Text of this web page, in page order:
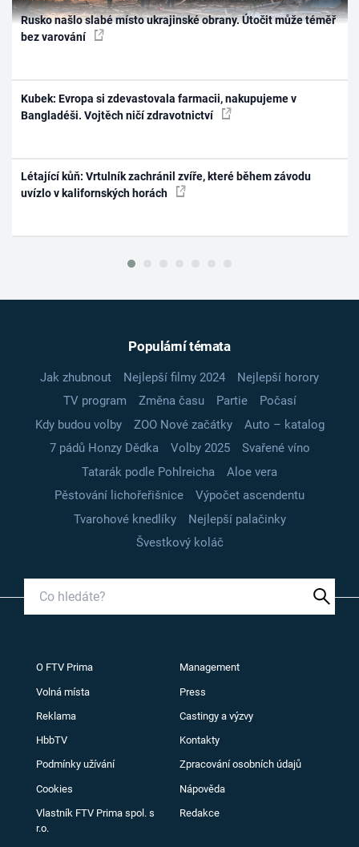
Rusko našlo slabé místo ukrajinské obrany. Útočit může téměř
bez varování
Kubek: Evropa si zdevastovala farmacii, nakupujeme v
Bangladéši. Vojtěch ničí zdravotnictví
Létající kůň: Vrtulník zachránil zvíře, které během závodu
uvízlo v kalifornských horách
Populární témata
Jak zhubnout Nejlepší filmy 2024
Nejlepší horory
TV program
Změna času Partie
Počasí
Kdy budou volby
ZOO Nové začátky
Auto – katalog
7 pádů Honzy Dědka
Volby 2025
Svařené víno
Tatarák podle Pohlreicha
Aloe vera
Pěstování lichořeřišnice
Výpočet ascendentu
Tvarohové knedlíky
Nejlepší palačinky
Švestkový koláč
O FTV Prima Management
Volná místa Press
Reklama Castingy a výzvy
HbbTV Kontakty
Podmínky užívání Zpracování osobních údajů
Cookies Nápověda
Vlastník FTV Prima spol. s
r.o.
Redakce